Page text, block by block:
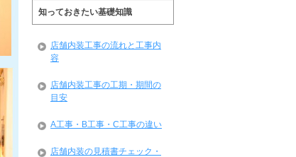
知っておきたい基礎知識
店舗内装工事の流れと工事内
容
店舗内装工事の工期・期間の
目安
A工事・B工事・C工事の違い
店舗内装の見積書チェック・